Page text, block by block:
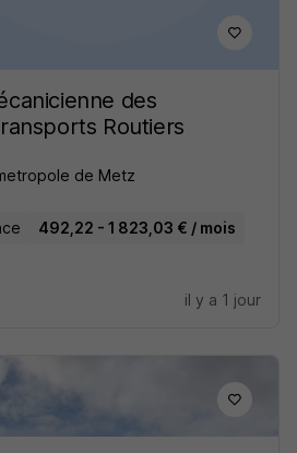
des
Routiers
de Metz
492,22 - 1 823,03 € / mois
il y a 1 jour